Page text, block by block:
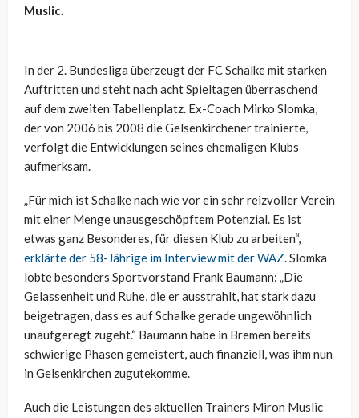
Muslic.
In der 2. Bundesliga überzeugt der FC Schalke mit starken
Auftritten und steht nach acht Spieltagen überraschend
auf dem zweiten Tabellenplatz. Ex-Coach Mirko Slomka,
der von 2006 bis 2008 die Gelsenkirchener trainierte,
verfolgt die Entwicklungen seines ehemaligen Klubs
aufmerksam.
„Für mich ist Schalke nach wie vor ein sehr reizvoller Verein
mit einer Menge unausgeschöpftem Potenzial. Es ist
etwas ganz Besonderes, für diesen Klub zu arbeiten“,
erklärte der 58-Jährige im Interview mit der WAZ. Slomka
lobte besonders Sportvorstand Frank Baumann: „Die
Gelassenheit und Ruhe, die er ausstrahlt, hat stark dazu
beigetragen, dass es auf Schalke gerade ungewöhnlich
unaufgeregt zugeht.“ Baumann habe in Bremen bereits
schwierige Phasen gemeistert, auch finanziell, was ihm nun
in Gelsenkirchen zugutekomme.
Auch die Leistungen des aktuellen Trainers Miron Muslic